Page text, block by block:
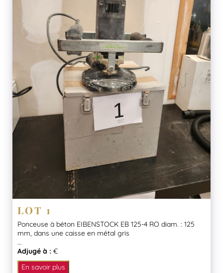
LOT 1
Ponceuse à béton EIBENSTOCK EB 125-4 RO diam. : 125
mm, dans une caisse en métal gris
...
Adjugé à : €
En savoir plus